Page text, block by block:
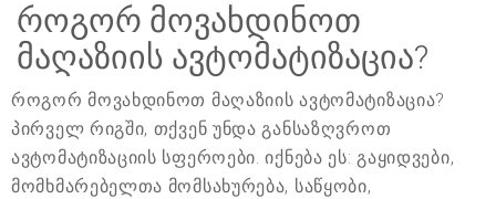
როგორ მოვახდინოთ
მაღაზიის ავტომატიზაცია?
როგორ მოვახდინოთ მაღაზიის ავტომატიზაცია?
პირველ რიგში, თქვენ უნდა განსაზღვროთ
ავტომატიზაციის სფეროები. იქნება ეს: გაყიდვები,
მომხმარებელთა მომსახურება, საწყობი,